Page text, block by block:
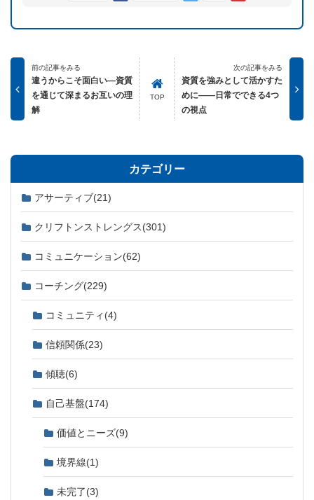
前の記事をみる
違うからこそ面白い―資質
を通じて深まるお互いの理
解
TOP
次の記事をみる
資質を強みとして活かすた
めに――日常でできる4つ
の視点
カテゴリー
アサーティブ(21)
クリフトンストレングス(301)
コミュニケーション(62)
コーチング(229)
コミュニティ (4)
信頼関係(23)
傾聴(6)
自己基盤(174)
価値とニーズ(9)
境界線(1)
未完了(3)